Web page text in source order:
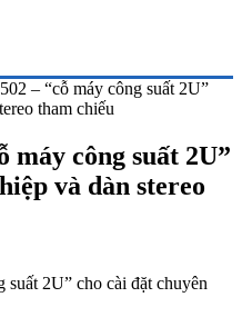
– “cỗ máy công suất 2U”
tham chiếu
máy công suất 2U”
và dàn stereo